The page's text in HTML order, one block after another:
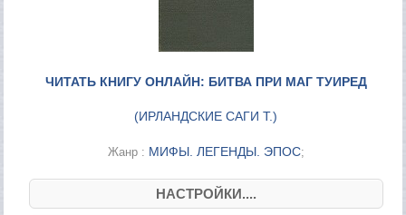
ЧИТАТЬ КНИГУ ОНЛАЙН: БИТВА ПРИ МАГ ТУИРЕД
(ИРЛАНДСКИЕ САГИ Т.)
Жанр : МИФЫ. ЛЕГЕНДЫ. ЭПОС;
НАСТРОЙКИ....